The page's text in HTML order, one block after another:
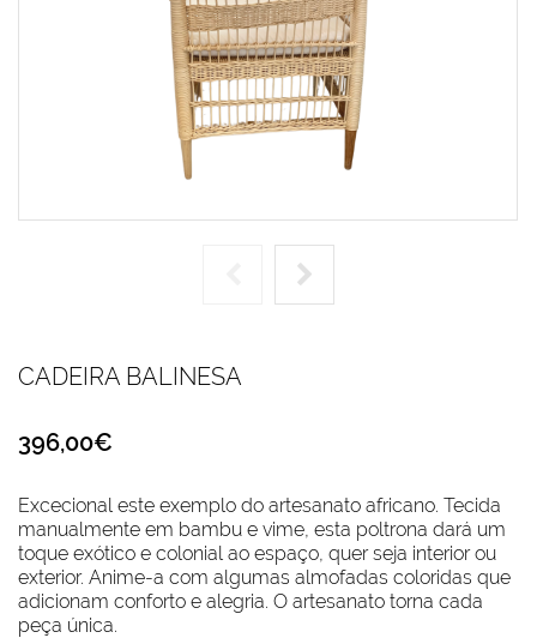
CADEIRA BALINESA
396,00€
Excecional este exemplo do artesanato africano. Tecida
manualmente em bambu e vime, esta poltrona dará um
toque exótico e colonial ao espaço, quer seja interior ou
exterior. Anime-a com algumas almofadas coloridas que
adicionam conforto e alegria. O artesanato torna cada
peça única.